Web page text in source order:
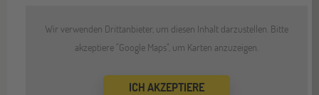
Wir verwenden Drittanbieter, um diesen Inhalt darzustellen. Bitte
akzeptiere "Google Maps", um Karten anzuzeigen.
ICH AKZEPTIERE